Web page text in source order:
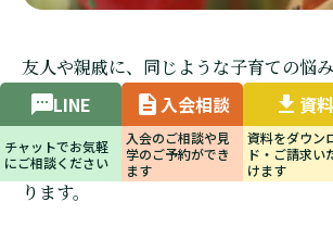
LINE
チャットでお気軽
にご相談ください
入会相談
入会のご相談や見
学のご予約ができ
資料
資料をダウン
ド・ご請求い
友人や親戚に、同じような子育ての悩
ませんか？
一人で悩んでいると、どうしても行き
ります。